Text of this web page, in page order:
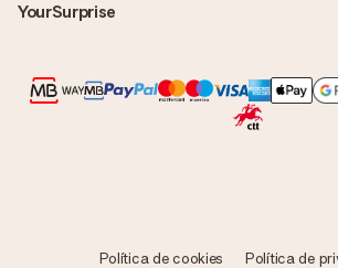
YourSurprise
Política de cookies
Política de